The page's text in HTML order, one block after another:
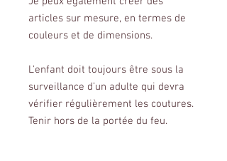
articles sur mesure, en termes de
couleurs et de dimensions.
L'enfant doit toujours être sous la
surveillance d’un adulte qui devra
vérifier régulièrement les coutures.
Tenir hors de la portée du feu.